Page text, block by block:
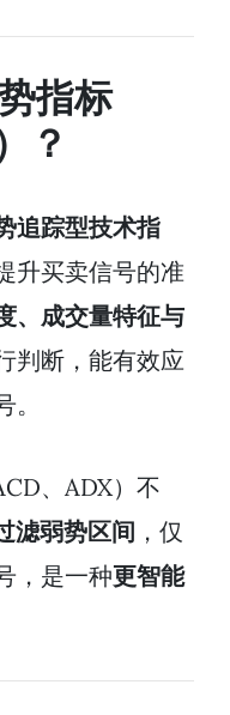
指标
？
追踪型技术指
升买卖信号的准
、成交量特征与
判断，能有效应
、ADX）不
滤弱势区间 ，仅
，是一种更智能